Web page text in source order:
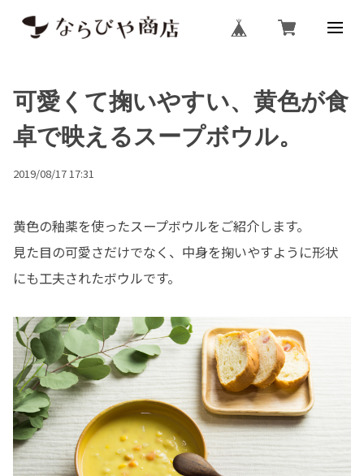
可愛くて掬いやすい、黄色が食
卓で映えるスープボウル。
2019/08/17 17:31
黄色の釉薬を使ったスープボウルをご紹介します。
見た目の可愛さだけでなく、中身を掬いやすように形状
にも工夫されたボウルです。